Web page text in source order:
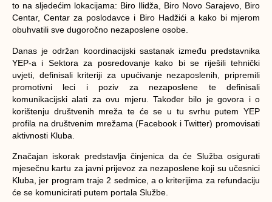
to na sljedećim lokacijama: Biro Ilidža, Biro Novo Sarajevo, Biro
Centar, Centar za poslodavce i Biro Hadžići a kako bi mjerom
obuhvatili sve dugoročno nezaposlene osobe.
Danas je održan koordinacijski sastanak između predstavnika
YEP-a i Sektora za posredovanje kako bi se riješili tehnički
uvjeti, definisali kriteriji za upućivanje nezaposlenih, pripremili
promotivni leci i poziv za nezaposlene te definisali
komunikacijski alati za ovu mjeru. Također bilo je govora i o
korištenju društvenih mreža te će se u tu svrhu putem YEP
profila na društvenim mrežama (Facebook i Twitter) promovisati
aktivnosti Kluba.
Značajan iskorak predstavlja činjenica da će Služba osigurati
mjesečnu kartu za javni prijevoz za nezaposlene koji su učesnici
Kluba, jer program traje 2 sedmice, a o kriterijima za refundaciju
će se komunicirati putem portala Službe.